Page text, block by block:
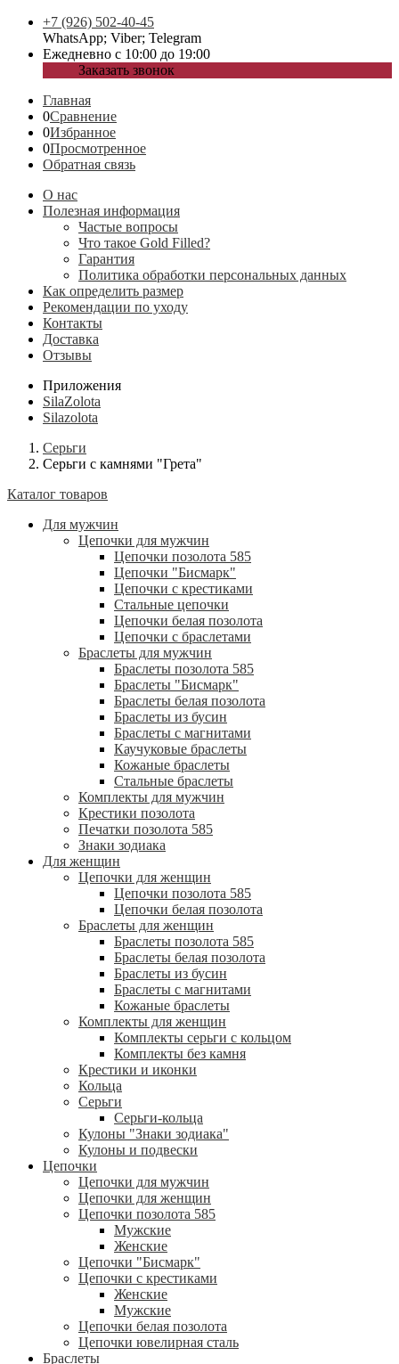
+7 (926) 502-40-45
WhatsApp; Viber; Telegram
Ежедневно с 10:00 до 19:00
Заказать звонок
Главная
0Сравнение
0Избранное
0Просмотренное
Обратная связь
О нас
Полезная информация
Частые вопросы
Что такое Gold Filled?
Гарантия
Политика обработки персональных данных
Как определить размер
Рекомендации по уходу
Контакты
Доставка
Отзывы
Приложения
SilaZolota
Silazolota
Серьги
Серьги с камнями "Грета"
Каталог товаров
Для мужчин
Цепочки для мужчин
Цепочки позолота 585
Цепочки "Бисмарк"
Цепочки с крестиками
Стальные цепочки
Цепочки белая позолота
Цепочки с браслетами
Браслеты для мужчин
Браслеты позолота 585
Браслеты "Бисмарк"
Браслеты белая позолота
Браслеты из бусин
Браслеты с магнитами
Каучуковые браслеты
Кожаные браслеты
Стальные браслеты
Комплекты для мужчин
Крестики позолота
Печатки позолота 585
Знаки зодиака
Для женщин
Цепочки для женщин
Цепочки позолота 585
Цепочки белая позолота
Браслеты для женщин
Браслеты позолота 585
Браслеты белая позолота
Браслеты из бусин
Браслеты с магнитами
Кожаные браслеты
Комплекты для женщин
Комплекты серьги с кольцом
Комплекты без камня
Крестики и иконки
Кольца
Серьги
Серьги-кольца
Кулоны "Знаки зодиака"
Кулоны и подвески
Цепочки
Цепочки для мужчин
Цепочки для женщин
Цепочки позолота 585
Мужские
Женские
Цепочки "Бисмарк"
Цепочки с крестиками
Женские
Мужские
Цепочки белая позолота
Цепочки ювелирная сталь
Браслеты